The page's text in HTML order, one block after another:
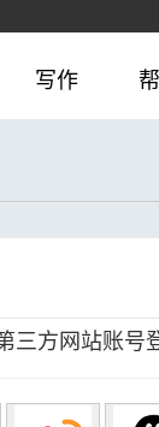
写作
三方网站账号